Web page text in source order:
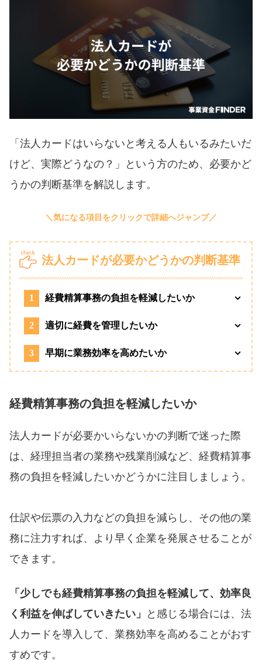
「法人カードはいらないと考える人もいるみたいだ
けど、実際どうなの？」という方のため、必要かど
うかの判断基準を解説します。
法人カードが必要かどうかの判断基準
1 経費精算事務の負担を軽減したいか
2 適切に経費を管理したいか
3 早期に業務効率を高めたいか
経費精算事務の負担を軽減したいか
法人カードが必要かいらないかの判断で迷った際
は、経理担当者の業務や残業削減など、経費精算事
務の負担を軽減したいかどうかに注目しましょう。
仕訳や伝票の入力などの負担を減らし、その他の業
務に注力すれば、より早く企業を発展させることが
できます。
「少しでも経費精算事務の負担を軽減して、効率良
く利益を伸ばしていきたい」 と感じる場合には、法
人カードを導入して、業務効率を高めることがおす
すめです。